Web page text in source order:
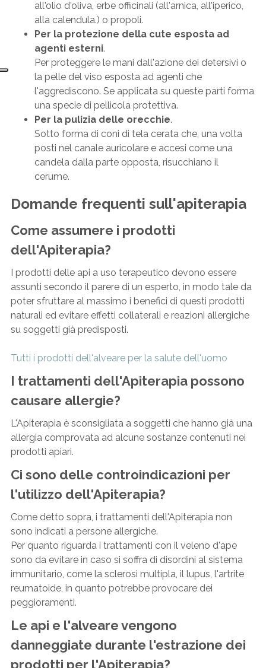
all'olio d'oliva, erbe officinali (all'arnica, all'iperico,
alla calendula.) o propoli.
Per la protezione della cute esposta ad
agenti esterni.
Per proteggere le mani dall'azione dei detersivi o
la pelle del viso esposta ad agenti che
l'aggrediscono. Se applicata su queste parti forma
una specie di pellicola protettiva.
Per la pulizia delle orecchie.
Sotto forma di coni di tela cerata che, una volta
posti nel canale auricolare e accesi come una
candela dalla parte opposta, risucchiano il
cerume.
Domande frequenti sull'apiterapia
Come assumere i prodotti
dell'Apiterapia?
I prodotti delle api a uso terapeutico devono essere
assunti secondo il parere di un esperto, in modo tale da
poter sfruttare al massimo i benefici di questi prodotti
naturali ed evitare effetti collaterali e reazioni allergiche
su soggetti già predisposti.
Tutti i prodotti dell'alveare per la salute dell'uomo
I trattamenti dell'Apiterapia possono
causare allergie?
L'Apiterapia è sconsigliata a soggetti che hanno già una
allergia comprovata ad alcune sostanze contenuti nei
prodotti apiari.
Ci sono delle controindicazioni per
l'utilizzo dell'Apiterapia?
Come detto sopra, i trattamenti dell'Apiterapia non
sono indicati a persone allergiche.
Per quanto riguarda i trattamenti con il veleno d'ape
sono da evitare in caso si soffra di disordini al sistema
immunitario, come la sclerosi multipla, il lupus, l'artrite
reumatoide, in quanto potrebbe provocare dei
peggioramenti.
Le api e l'alveare vengono
danneggiate durante l'estrazione dei
prodotti per l'Apiterapia?